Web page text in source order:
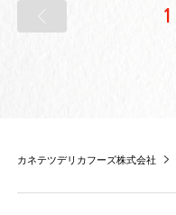
1
カネテツデリカフーズ株式会社